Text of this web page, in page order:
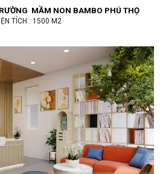
MẦM NON BAMBO PHÚ THỌ
TÍCH : 1500 M2